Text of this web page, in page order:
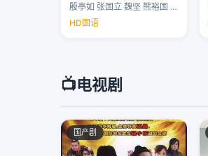
殷亭如 张国立 魏坚 熊裕国 …
HD国语
📺电视剧
国产剧